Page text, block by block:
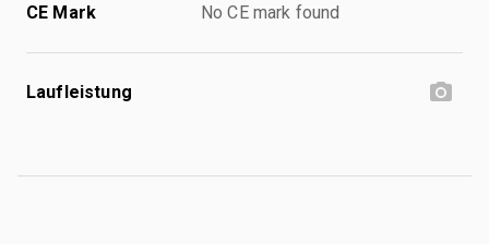
CE Mark No CE mark found
Laufleistung